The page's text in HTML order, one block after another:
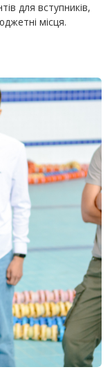
для вступників,
місця.